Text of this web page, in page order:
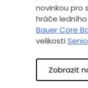
novinkou pro
hráče
Bauer Core
velikosti
Zobrazit